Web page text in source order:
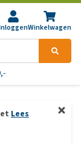
Winkelwagen
Lees